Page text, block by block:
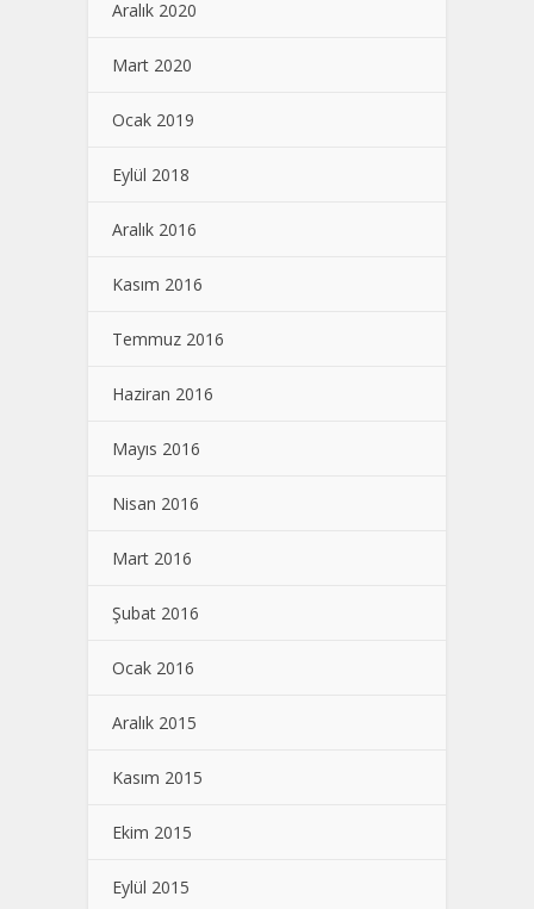
Aralık 2020
Mart 2020
Ocak 2019
Eylül 2018
Aralık 2016
Kasım 2016
Temmuz 2016
Haziran 2016
Mayıs 2016
Nisan 2016
Mart 2016
Şubat 2016
Ocak 2016
Aralık 2015
Kasım 2015
Ekim 2015
Eylül 2015